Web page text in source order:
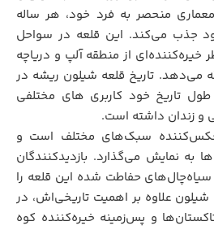
منحصر به فرد خود، هر ساله
جذب می‌کند. این قلعه در سواحل
خیره‌کننده‌ای از منطقه آلپ‌ و دریاچه
می‌دهد. تاریخ قلعه شیلون ریشه در
تاریخ خود کاربری های مختلفی
و زندان داشته است.
سبک‌های مختلف است و
به نمایش می‌گذارد. بازدیدکنندگان
سیاه‌چال‌های حفاطت شده این قلعه را
شیلون علاوه بر اهمیت تاریخی‌اش، در
و پس‌زمینه خیره‌کننده کوه